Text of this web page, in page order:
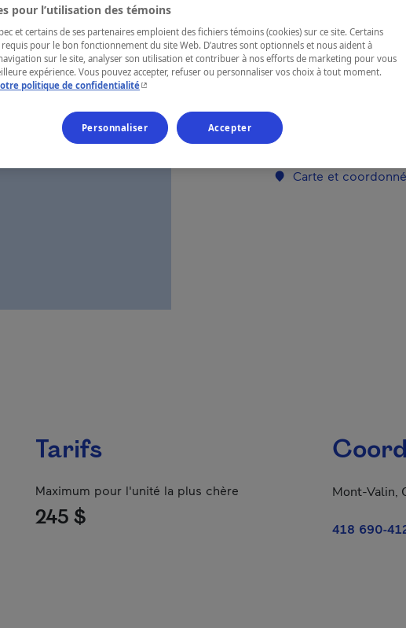
RÉGION
Saguenay—Lac-Saint-
Numéro d’enregistrement
Carte et
Tarifs
Maximum pour l'unité la plus chère
245 $
Mont-Valin,
418 690-
pour l’utilisation des témoins
et certains de ses partenaires emploient des fichiers témoins (cookies) sur ce site. Certains
pour le bon fonctionnement du site Web. D’autres sont optionnels et nous aident à
sur le site, analyser son utilisation et contribuer à nos efforts de marketing pour vous
expérience. Vous pouvez accepter, refuser ou personnaliser vos choix à tout moment.
politique de confidentialité- Cet hyperlien s'ouvrira dans une nouvelle fenêtre.
Personnaliser Accepter